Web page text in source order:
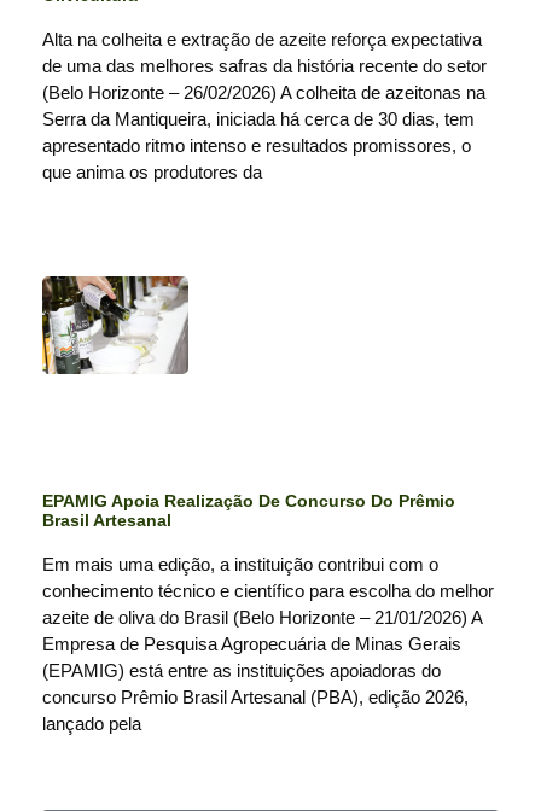
Alta na colheita e extração de azeite reforça expectativa
de uma das melhores safras da história recente do setor
(Belo Horizonte – 26/02/2026) A colheita de azeitonas na
Serra da Mantiqueira, iniciada há cerca de 30 dias, tem
apresentado ritmo intenso e resultados promissores, o
que anima os produtores da
EPAMIG Apoia Realização De Concurso Do Prêmio
Brasil Artesanal
Em mais uma edição, a instituição contribui com o
conhecimento técnico e científico para escolha do melhor
azeite de oliva do Brasil (Belo Horizonte – 21/01/2026) A
Empresa de Pesquisa Agropecuária de Minas Gerais
(EPAMIG) está entre as instituições apoiadoras do
concurso Prêmio Brasil Artesanal (PBA), edição 2026,
lançado pela